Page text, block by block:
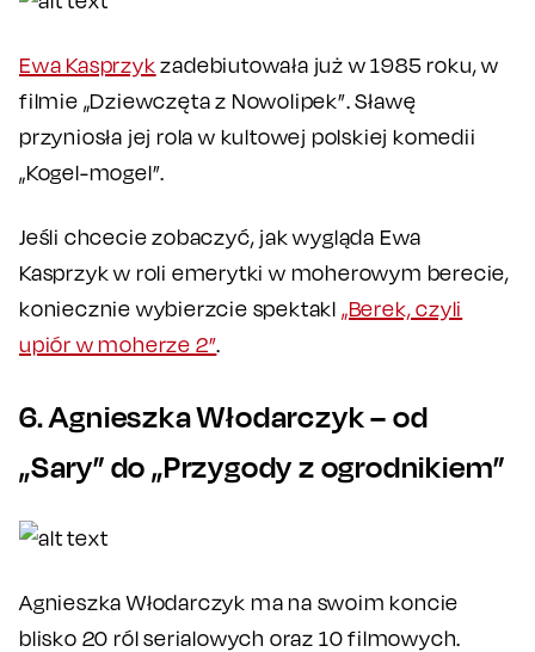
Ewa Kasprzykzadebiutowała już w 1985 roku, w
filmie „Dziewczęta z Nowolipek”. Sławę
przyniosła jej rola w kultowej polskiej komedii
„Kogel-mogel”.
Jeśli chcecie zobaczyć, jak wygląda Ewa
Kasprzyk w roli emerytki w moherowym berecie,
koniecznie wybierzcie spektakl „Berek, czyli
upiór w moherze 2”.
6. Agnieszka Włodarczyk – od
„Sary” do „Przygody z ogrodnikiem”
Agnieszka Włodarczyk ma na swoim koncie
blisko 20 ról serialowych oraz 10 filmowych.